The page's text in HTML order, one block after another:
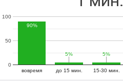
вовремя до 15 мин. 15-30 мин.
0
50
100
90%
5%
5% 5%
5%